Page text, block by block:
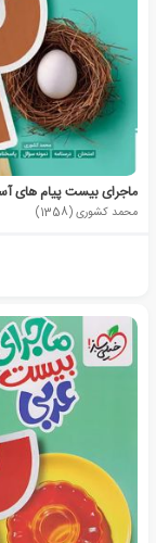
ماجرای بیست پیام های
محمد کشوری (1358)